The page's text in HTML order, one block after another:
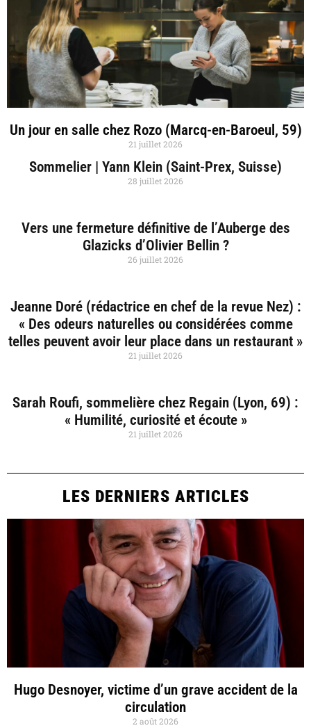
Un jour en salle chez Rozo (Marcq-en-Baroeul, 59)
21 juillet 2026
Sommelier | Yann Klein (Saint-Prex, Suisse)
28 juillet 2026
Vers une fermeture définitive de l’Auberge des
Glazicks d’Olivier Bellin ?
26 juillet 2026
Jeanne Doré (rédactrice en chef de la revue Nez) :
« Des odeurs naturelles ou considérées comme
telles peuvent avoir leur place dans un restaurant »
21 juillet 2026
Sarah Roufi, sommelière chez Regain (Lyon, 69) :
« Humilité, curiosité et écoute »
21 juillet 2026
LES DERNIERS ARTICLES
Hugo Desnoyer, victime d’un grave accident de la
circulation
2 août 2026